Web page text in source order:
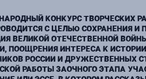
КОНКУРС ТВОРЧЕСКИХ
С ЦЕЛЬЮ СОХРАНЕНИЯ И
ВЕЛИКОЙ ОТЕЧЕСТВЕННОЙ
ПООЩРЕНИЯ ИНТЕРЕСА К
РОССИИ И ДРУЖЕСТВЕННЫХ
РАБОТЫ ЗАОЧНОГО ЭТАПА